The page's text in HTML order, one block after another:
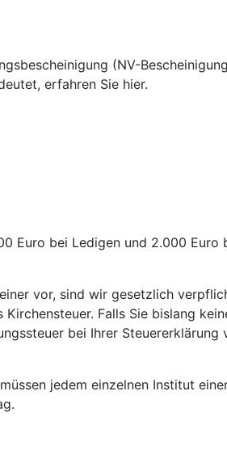
(NV-
erfahren Sie hier.
Euro bei Ledigen und 2.000 Euro
vor, sind wir gesetzlich
Falls Sie bislang
bei Ihrer Steuererklärung
jedem einzelnen Institut